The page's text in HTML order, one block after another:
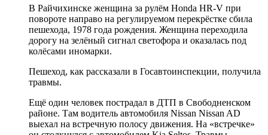
В Райчихинске женщина за рулём Honda HR-V при
повороте направо на регулируемом перекрёстке сбила
пешехода, 1978 года рождения. Женщина переходила
дорогу на зелёный сигнал светофора и оказалась под
колёсами иномарки.
Пешеход, как рассказали в Госавтоинспекции, получила
травмы.
Ещё один человек пострадал в ДТП в Свободненском
районе. Там водитель автомобиля Nissan Nissan AD
выехал на встречную полосу движения. На «встречке»